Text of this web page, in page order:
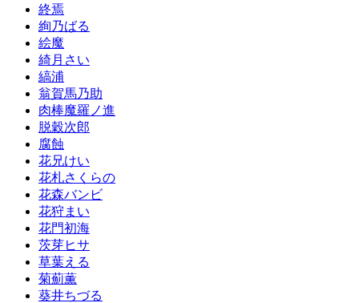
終焉
絢乃ばる
絵魔
綺月さい
縞浦
翁賀馬乃助
肉棒魔羅ノ進
脱穀次郎
腐蝕
花兄けい
花札さくらの
花森バンビ
花狩まい
花門初海
茨芽ヒサ
草葉える
菊薊薫
葵井ちづる